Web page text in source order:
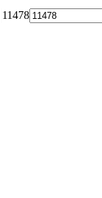
11478